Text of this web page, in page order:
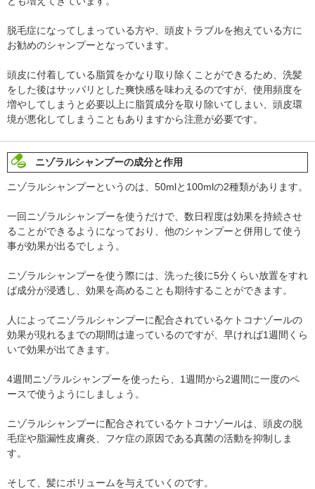
脱毛症になってしまっている方や、頭皮トラブルを抱えている方に
お勧めのシャンプーとなっています。
頭皮に付着している脂質をかなり取り除くことができるため、洗髪
をした後はサッパリとした爽快感を味わえるのですが、使用頻度を
増やしてしまうと必要以上に脂質成分を取り除いてしまい、頭皮環
境が悪化してしまうこともありますから注意が必要です。
ニゾラルシャンプーの成分と作用
ニゾラルシャンプーというのは、50mlと100mlの2種類があります。
一回ニゾラルシャンプーを使うだけで、数日程度は効果を持続させ
ることができるようになっており、他のシャンプーと併用して使う
事が効果が出るでしょう。
ニゾラルシャンプーを使う際には、洗った後に5分くらい放置をすれ
ば成分が浸透し、効果を高めることも期待することができます。
人によってニゾラルシャンプーに配合されているケトコナゾールの
効果が現れるまでの期間は違っているのですが、早ければ1週間くら
いで効果が出てきます。
4週間ニゾラルシャンプーを使ったら、1週間から2週間に一度のペ
ースで使うようにしましょう。
ニゾラルシャンプーに配合されているケトコナゾールは、頭皮の脱
毛症や脂漏性皮膚炎、フケ症の原因である真菌の活動を抑制しま
す。
そして、髪にボリュームを与えていくのです。